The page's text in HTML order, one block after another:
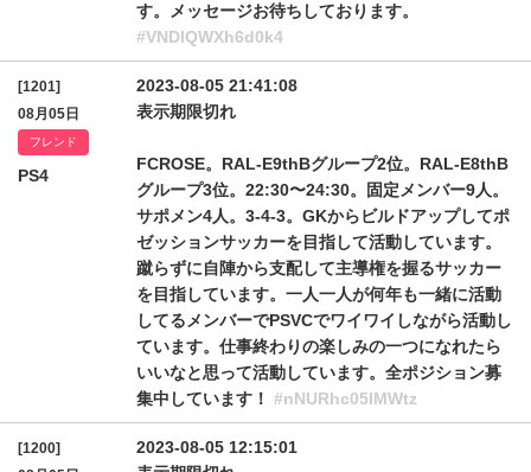
す。メッセージお待ちしております。
#VNDlQWXh6d0k4
[1201]
08月05日
フレンド
PS4
2023-08-05 21:41:08
表示期限切れ
FCROSE。RAL-E9thBグループ2位。RAL-E8thB
グループ3位。22:30〜24:30。固定メンバー9人。
サポメン4人。3-4-3。GKからビルドアップしてポ
ゼッションサッカーを目指して活動しています。
蹴らずに自陣から支配して主導権を握るサッカー
を目指しています。一人一人が何年も一緒に活動
してるメンバーでPSVCでワイワイしながら活動し
ています。仕事終わりの楽しみの一つになれたら
いいなと思って活動しています。全ポジション募
集中しています！ #nNURhc05IMWtz
[1200]
2023-08-05 12:15:01